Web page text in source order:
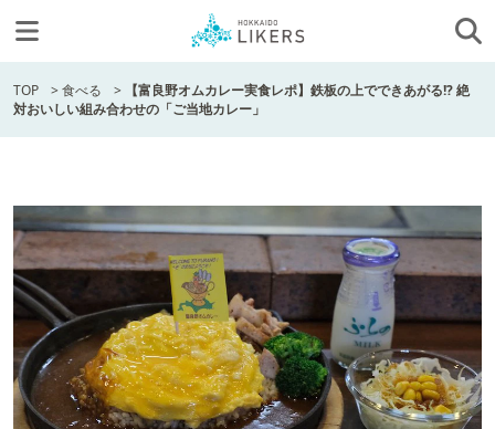
TOP >食べる > 【富良野オムカレー実食レポ】鉄板の上でできあがる!? 絶
対おいしい組み合わせの「ご当地カレー」